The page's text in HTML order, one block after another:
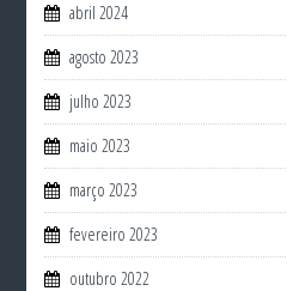
abril 2024
agosto 2023
julho 2023
maio 2023
março 2023
fevereiro 2023
outubro 2022